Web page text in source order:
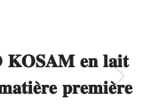
𝐊𝐎𝐒𝐀𝐌 𝐞𝐧 𝐥𝐚𝐢𝐭
𝐩𝐫𝐞𝐦𝐢𝐞̀𝐫𝐞